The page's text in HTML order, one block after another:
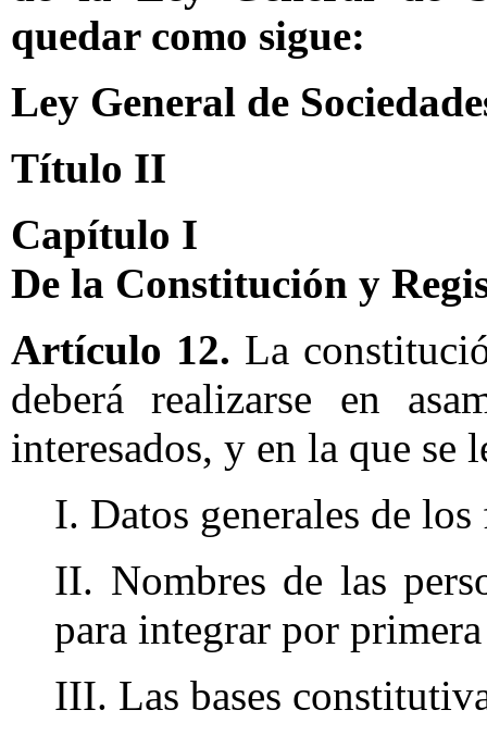
quedar como sigue:
Ley General de
Título II
Capítulo I
De la Constitución y
Artículo 12. La
deberá realizarse en
interesados, y en la que se
I. Datos generales de
II. Nombres de las
para integrar por
III. Las bases